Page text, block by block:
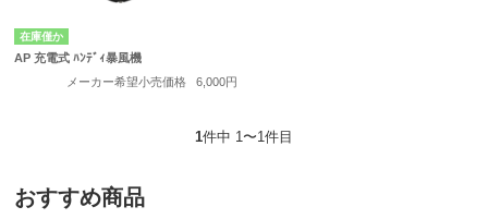
在庫僅か
AP 充電式 ﾊﾝﾃﾞｨ暴風機
メーカー希望小売価格
6,000円
1件中 1〜1件目
おすすめ商品